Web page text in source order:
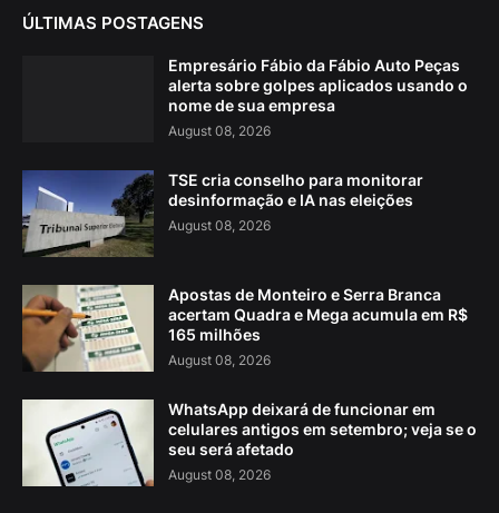
ÚLTIMAS POSTAGENS
Empresário Fábio da Fábio Auto Peças
alerta sobre golpes aplicados usando o
nome de sua empresa
August 08, 2026
TSE cria conselho para monitorar
desinformação e IA nas eleições
August 08, 2026
Apostas de Monteiro e Serra Branca
acertam Quadra e Mega acumula em R$
165 milhões
August 08, 2026
WhatsApp deixará de funcionar em
celulares antigos em setembro; veja se o
seu será afetado
August 08, 2026